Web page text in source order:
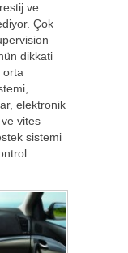
ve
Çok
dikkati
orta
elektronik
vites
sistemi